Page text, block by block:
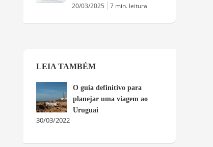
20/03/2025 7 min. leitura
LEIA TAMBÉM
O guia definitivo para
planejar uma viagem ao
Uruguai
30/03/2022